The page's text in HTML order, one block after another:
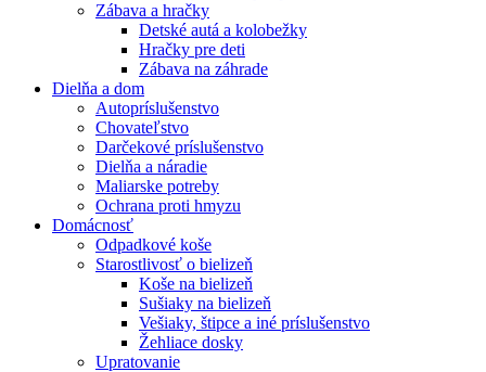
Zábava a hračky
Detské autá a kolobežky
Hračky pre deti
Zábava na záhrade
Dielňa a dom
Autopríslušenstvo
Chovateľstvo
Darčekové príslušenstvo
Dielňa a náradie
Maliarske potreby
Ochrana proti hmyzu
Domácnosť
Odpadkové koše
Starostlivosť o bielizeň
Koše na bielizeň
Sušiaky na bielizeň
Vešiaky, štipce a iné príslušenstvo
Žehliace dosky
Upratovanie